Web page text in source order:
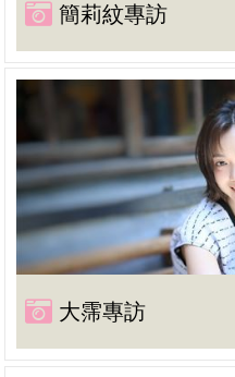
簡莉紋專訪
大霈專訪